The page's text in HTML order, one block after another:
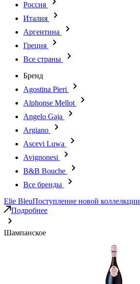
Россия
Италия
Аргентина
Греция
Все страны
Бренд
Agostina Pieri
Alphonse Mellot
Angelo Gaja
Argiano
Ascevi Luwa
Avignonesi
B&B Bouche
Все бренды
Elie BleuПоступление новой коллелкции
Подробнее
Шампанское